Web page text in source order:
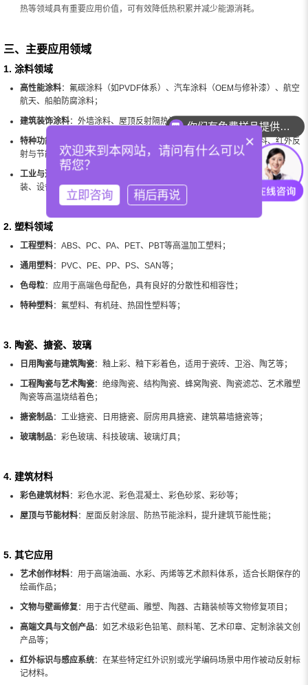
热等领域具有重要应用价值，可有效降低热积累并减少能源消耗。
三、主要应用领域
1. 涂料领域
高性能涂料：氟碳涂料（如PVDF体系）、汽车涂料（OEM与修补漆）、航空
航天、船舶防腐涂料；
建筑装饰涂料：外墙涂料、屋顶反射隔热涂料、岩石壁画与历史修复涂料；
特种功能涂料
：军用伪装涂料、道路标线涂料、耐高温排气系统涂料、红外反
射与节能涂层；
工业与通用涂料
：卷材涂料、粉末涂料、水性/油性工业涂层、金属表面防腐涂
装、设备保护涂料；
2. 塑料领域
工程塑料：ABS、PC、PA、PET、PBT等高温加工塑料；
通用塑料：PVC、PE、PP、PS、SAN等；
色母粒：应用于高端色母配色，具有良好的分散性和相容性；
特种塑料：氟塑料、有机硅、热固性塑料等；
3. 陶瓷、搪瓷、玻璃
日用陶瓷与建筑陶瓷：釉上彩、釉下彩着色，适用于瓷砖、卫浴、陶艺等；
工程陶瓷与艺术陶瓷：绝缘陶瓷、结构陶瓷、蜂窝陶瓷、陶瓷滤芯、艺术雕塑
陶瓷等高温烧结着色；
搪瓷制品：工业搪瓷、日用搪瓷、厨房用具搪瓷、建筑幕墙搪瓷等；
玻璃制品：彩色玻璃、科技玻璃、玻璃灯具；
4. 建筑材料
彩色建筑材料：彩色水泥、彩色混凝土、彩色砂浆、彩砂等；
屋顶与节能材料：屋面反射涂层、防热节能涂料，提升建筑节能性能；
5. 其它应用
艺术创作材料：用于高端油画、水彩、丙烯等艺术颜料体系，适合长期保存的
绘画作品；
文物与壁画修复：用于古代壁画、雕塑、陶器、古籍装帧等文物修复项目；
高端文具与文创产品：如艺术级彩色铅笔、颜料笔、艺术印章、定制涂装文创
产品等；
红外标识与感应系统：在某些特定红外识别或光学编码场景中用作被动反射标
记材料。
你们可以提供配色服务吗？
×
欢迎来到本网站，请问有什么可以
帮您？
立即咨询 稍后再说